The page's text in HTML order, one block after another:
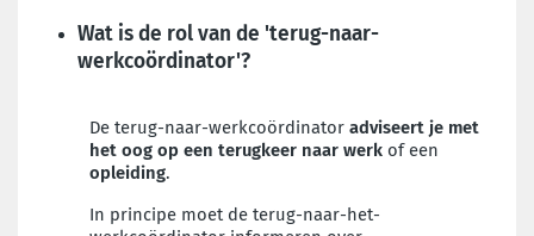
Wat is de rol van de 'terug-naar-
werkcoördinator'?
De terug-naar-werkcoördinator adviseert je met
het oog op een terugkeer naar werk of een
opleiding.
In principe moet de terug-naar-het-